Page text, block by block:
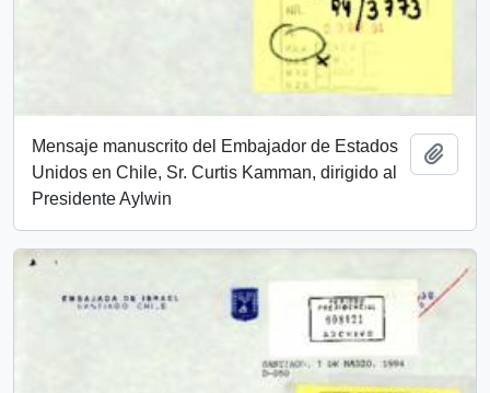
Mensaje manuscrito del Embajador de Estados
Unidos en Chile, Sr. Curtis Kamman, dirigido al
Presidente Aylwin